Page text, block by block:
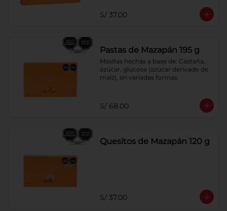
S/ 37.00
Pastas de Mazapán 195 g
Masitas hechas a base de: Castaña,
azúcar, glucosa (azúcar derivado de
maíz), en variadas formas.
S/ 68.00
Quesitos de Mazapán 120 g
S/ 37.00